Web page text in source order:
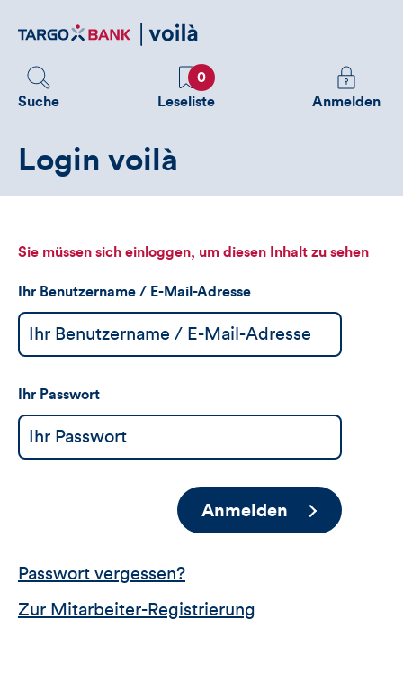
zum
Suche
Favoriten
0
Leseliste
Melden
Sie
sehen
Anmelden
Login voilà
Sie müssen sich einloggen, um diesen Inhalt zu sehen
Ihr Benutzername / E-Mail-Adresse
Ihr Passwort
Anmelden
Passwort vergessen?
Zur Mitarbeiter-Registrierung